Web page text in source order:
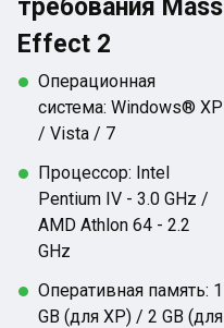
требования Mass
Effect 2
Операционная
система: Windows® XP
/ Vista / 7
Процессор: Intel
Pentium IV - 3.0 GHz /
AMD Athlon 64 - 2.2
GHz
Оперативная память: 1
GB (для XP) / 2 GB (для